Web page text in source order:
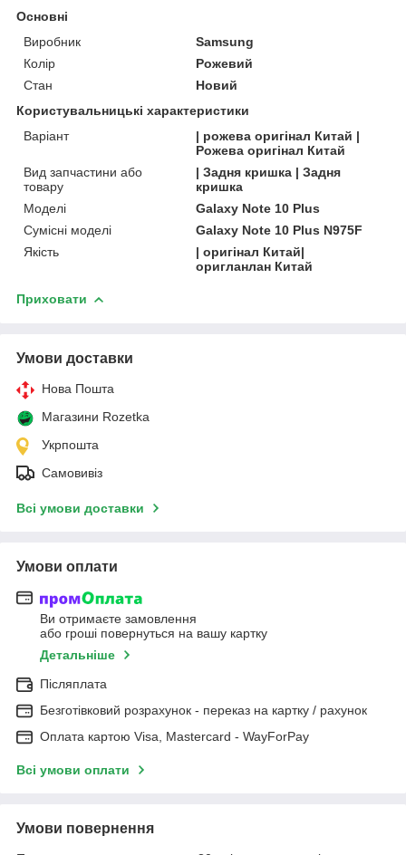
Основні
Виробник
Samsung
Колір
Рожевий
Стан
Новий
Користувальницькі характеристики
Варіант
| рожева оригінал Китай |
Рожева оригінал Китай
Вид запчастини або
товару
| Задня кришка | Задня
кришка
Моделі
Galaxy Note 10 Plus
Сумісні моделі
Galaxy Note 10 Plus N975F
Якість
| оригінал Китай|
оригланлан Китай
Приховати
Умови доставки
Нова Пошта
Магазини Rozetka
Укрпошта
Самовивіз
Всі умови доставки
Умови оплати
Ви отримаєте замовлення
або гроші повернуться на вашу картку
Детальніше
Післяплата
Безготівковий розрахунок - переказ на картку / рахунок
Оплата картою Visa, Mastercard - WayForPay
Всі умови оплати
Умови повернення